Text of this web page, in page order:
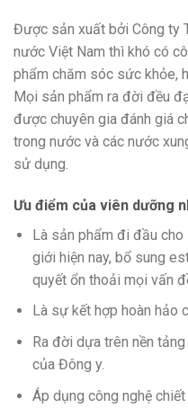
Được sản xuất bởi Công ty
nước Việt Nam thì khó có
phẩm chăm sóc sức khỏe,
Mọi sản phẩm ra đời đều
được chuyên gia đánh giá
trong nước và các nước
sử dụng.
Ưu điểm của viên dưỡng
Là sản phẩm đi đầu
giới hiện nay, bổ sung
quyết ổn thoải mọi vấn
Là sự kết hợp hoàn hảo
Ra đời dựa trên nền
của Đông y.
Áp dụng công nghệ